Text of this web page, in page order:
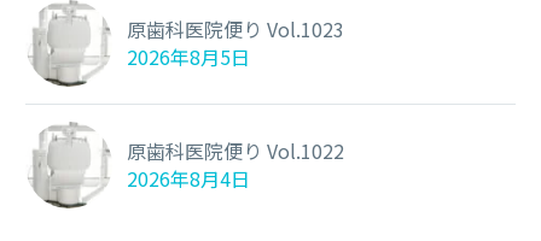
原歯科医院便り Vol.1023
2026年8月5日
原歯科医院便り Vol.1022
2026年8月4日